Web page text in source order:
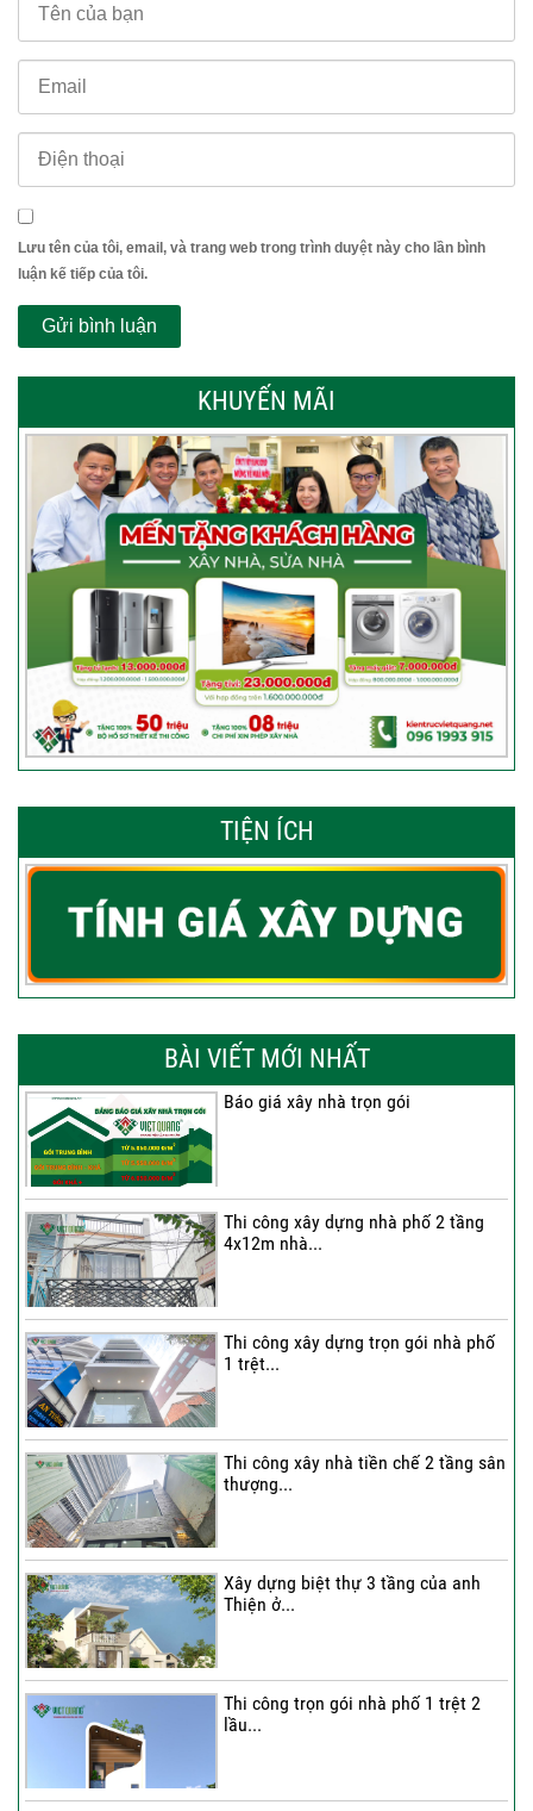
Lưu tên của tôi, email, và trang web trong trình duyệt này cho lần bình
luận kế tiếp của tôi.
KHUYẾN MÃI
TIỆN ÍCH
BÀI VIẾT MỚI NHẤT
Báo giá xây nhà trọn gói
Thi công xây dựng nhà phố 2 tầng
4x12m nhà...
Thi công xây dựng trọn gói nhà phố
1 trệt...
Thi công xây nhà tiền chế 2 tầng sân
thượng...
Xây dựng biệt thự 3 tầng của anh
Thiện ở...
Thi công trọn gói nhà phố 1 trệt 2
lầu...